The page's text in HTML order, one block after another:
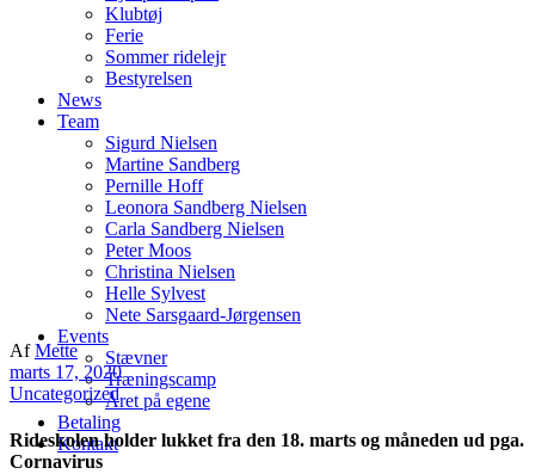
Klubtøj
Ferie
Sommer ridelejr
Bestyrelsen
News
Team
Sigurd Nielsen
Martine Sandberg
Pernille Hoff
Leonora Sandberg Nielsen
Carla Sandberg Nielsen
Peter Moos
Christina Nielsen
Helle Sylvest
Nete Sarsgaard-Jørgensen
Events
Stævner
Træningscamp
Året på egene
Betaling
Kontakt
AfMette
marts 17, 2020
Uncategorized
Rideskolen holder lukket fra den 18. marts og måneden ud pga.
Cornavirus